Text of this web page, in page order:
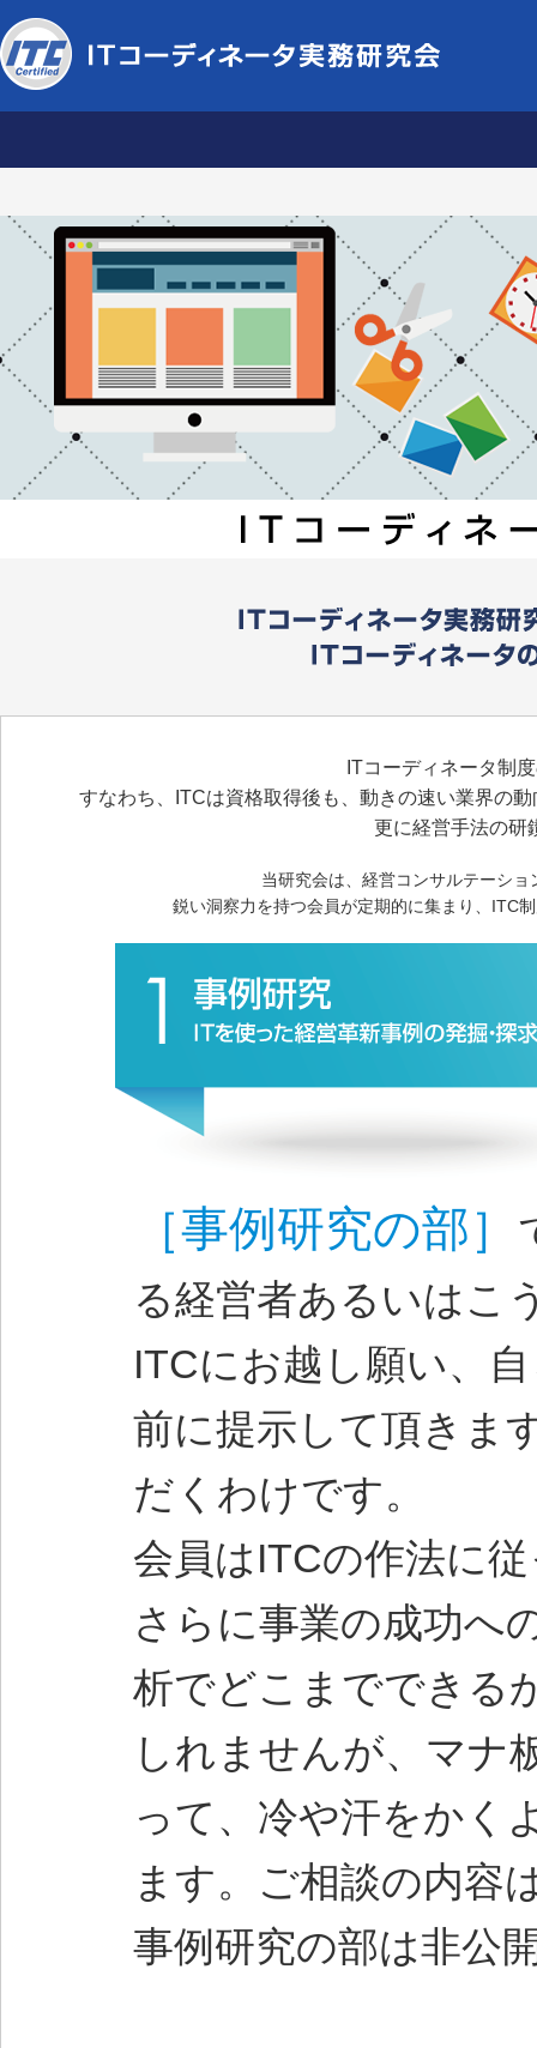
ITコーディネータ制
すなわち、ITCは資格取得後も、動きの速い業界の
更に経営手法の研
当研究会は、経営コンサルテーシ
鋭い洞察力を持つ会員が定期的に集まり、ITC
［事例研究の部］
る経営者あるいはこ
ITCにお越し願い、
前に提示して頂きま
だくわけです。
会員はITCの作法に
さらに事業の成功へ
析でどこまでできる
しれませんが、マナ
って、冷や汗をかく
ます。ご相談の内容
事例研究の部は非公